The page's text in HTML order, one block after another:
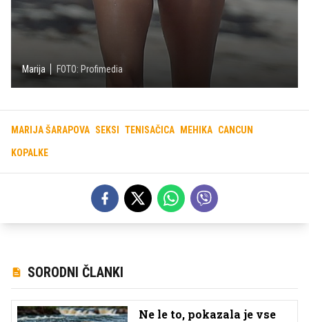
Marija FOTO: Profimedia
MARIJA ŠARAPOVA SEKSI TENISAČICA MEHIKA CANCUN
KOPALKE
SORODNI ČLANKI
Ne le to, pokazala je vse